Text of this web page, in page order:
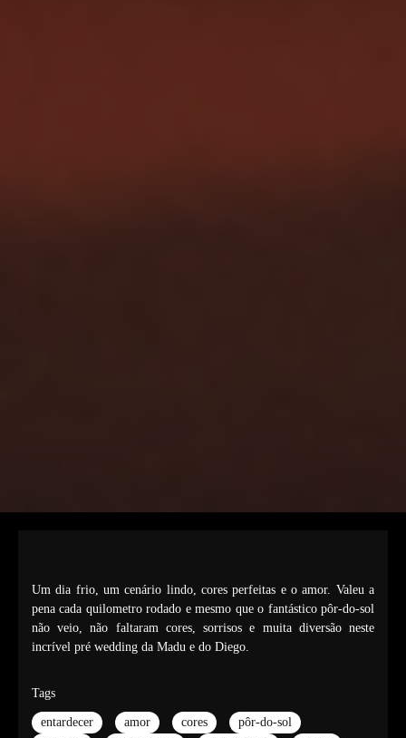
Um dia frio, um cenário lindo, cores perfeitas e o amor. Valeu a
pena cada quilometro rodado e mesmo que o fantástico pôr-do-sol
não veio, não faltaram cores, sorrisos e muita diversão neste
incrível pré wedding da Madu e do Diego.
Tags
entardecer amor cores
pôr-do-sol